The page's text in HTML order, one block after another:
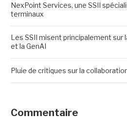
NexPoint Services, une SSII
terminaux
Les SSII misent principalement sur
et la GenAI
Pluie de critiques sur la
Commentaire